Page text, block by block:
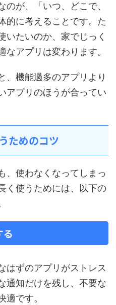
が、「いつ、どこで、
的に考えることです。た
いたいのか、家でじっく
なアプリは変わります。
、機能過多のアプリより
アプリのほうが合ってい
ためのコツ
、使わなくなってしまっ
く使うためには、以下の
る
はずのアプリがストレス
通知だけを残し、不要な
適です。